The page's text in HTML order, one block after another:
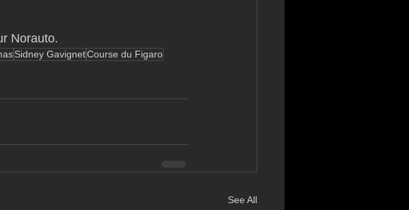
Norauto.
Sidney GavignetCourse du Figaro
See All